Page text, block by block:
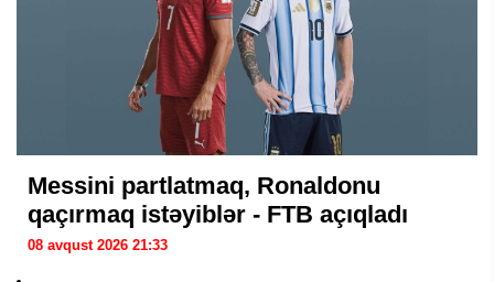
Messini partlatmaq, Ronaldonu
qaçırmaq istəyiblər - FTB açıqladı
08 avqust 2026 21:33